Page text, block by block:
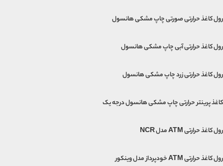
رول کاغذ حرارتی صورتی چاپ مشکی هانسول
رول کاغذ حرارتی آبی چاپ مشکی هانسول
رول کاغذ حرارتی زرد چاپ مشکی هانسول
کاغذ پرینتر حرارتی چاپ مشکی هانسول درجه یک
رول کاغذ حرارتی ATM مدل NCR
رول کاغذ حرارتی ATM خودپرداز مدل وینکور